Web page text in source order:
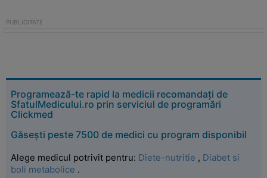
Programează-te rapid la medicii recomandați de
SfatulMedicului.ro prin serviciul de programări
Clickmed
Găsești peste 7500 de medici cu program disponibil
Alege medicul potrivit pentru: Diete-nutritie , Diabet si
boli metabolice .